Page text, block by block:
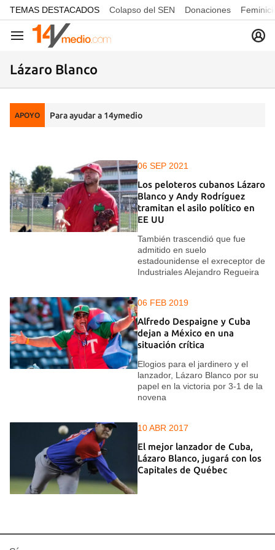
common.go-to-content
TEMAS DESTACADOS Colapso del SEN Donaciones
Navegación
Lázaro Blanco
APOYO Para ayudar a 14ymedio
06 SEP 2021
Los peloteros cubanos Lázaro
Blanco y Andy Rodríguez
tramitan el asilo político en
EE UU
También trascendió que fue
admitido en suelo
estadounidense el exreceptor de
Industriales Alejandro Regueira
06 FEB 2019
Alfredo Despaigne y Cuba
dejan a México en una
situación crítica
Elogios para el jardinero y el
lanzador, Lázaro Blanco por su
papel en la victoria por 3-1 de la
novena
10 ABR 2017
El mejor lanzador de Cuba,
Lázaro Blanco, jugará con los
Capitales de Québec